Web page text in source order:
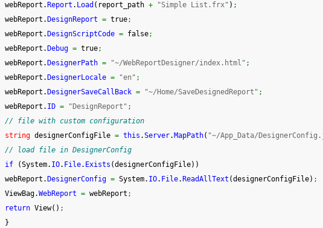
webReport. Report . Load ( report_path + "Simple List.frx" ) ;
webReport. DesignReport = true;
webReport. DesignScriptCode = false;
webReport. Debug = true;
webReport. DesignerPath = "~/WebReportDesigner/index.html" ;
webReport. DesignerLocale = "en" ;
webReport. DesignerSaveCallBack = "~/Home/SaveDesignedReport" ;
webReport. ID = "DesignReport" ;
// file with custom configuration
string designerConfigFile = this .Server. MapPath( "~/App_Data/
// load file in DesignerConfig
if
(System. IO. File. Exists (designerConfigFile) )
webReport. DesignerConfig = System. IO. File. ReadAllText (designerConfigFile) ;
ViewBag.WebReport = webReport ;
return View( ) ;
}